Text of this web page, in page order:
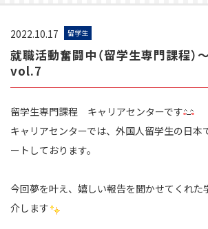
2022.10.17 留学生
就職活動奮闘中（留学生専門課程）
vol.7
留学生専門課程 キャリアセンターです
キャリアセンターでは、外国人留学生の日本
ートしております。
今回夢を叶え、嬉しい報告を聞かせてくれた
介します